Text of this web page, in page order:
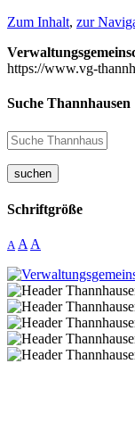
Zum Inhalt, zur
https://www.vg-
Suche Thannhausen
suchen
Schriftgröße
A A A